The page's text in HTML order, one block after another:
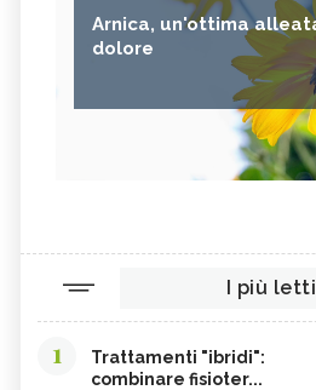
Arnica, un'ottima
dolore
I più letti
1
Trattamenti "ibridi":
combinare fisioter...